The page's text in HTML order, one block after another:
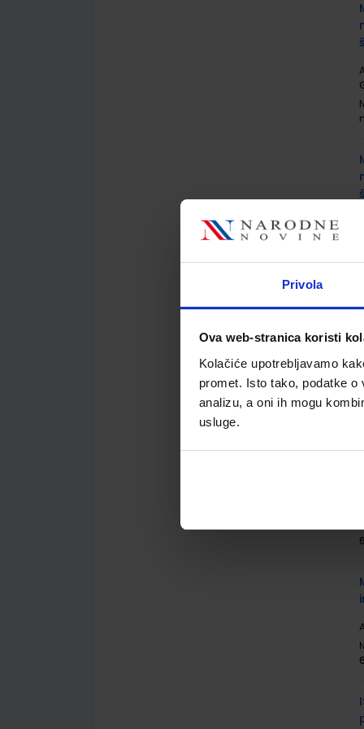
Privola
Ova web-stranica koristi
Kolačiće upotrebljavamo
promet. Isto tako, podatke
analizu, a oni ih mogu
usluge.